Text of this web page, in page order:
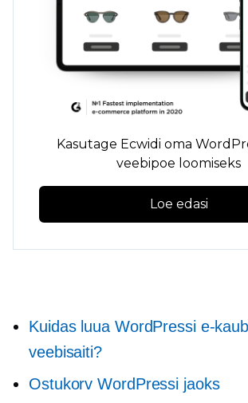
Kasutage Ecwidi oma
veebipoe loomiseks
Loe edasi
Kuidas luua WordPressi e-
veebisaiti?
Ostukorv WordPressi jaoks